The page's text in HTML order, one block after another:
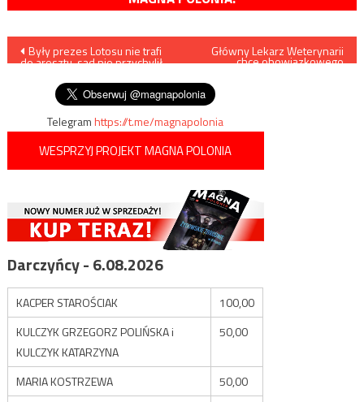
Nawigacja
wpisu
Były prezes Lotosu nie trafi
do aresztu, sąd nie przychylił
Główny Lekarz Weterynarii
chce obowiązkowego
Telegramhttps://t.me/magnapolonia
WESPRZYJ PROJEKT MAGNA POLONIA
Darczyńcy - 6.08.2026
KACPER STAROŚCIAK
100,00
KULCZYK GRZEGORZ POLIŃSKA i
KULCZYK KATARZYNA
50,00
MARIA KOSTRZEWA 50,00